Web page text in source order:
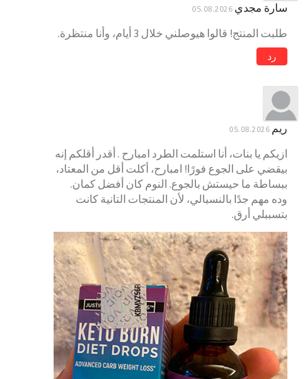
سارة مجدي 05.08.2026
طلبت المنتج! قالوا هيوصلني خلال 3 أيام، وأنا منتظرة.
رد
ريم 05.08.2026
ازيكم يا بنات، أنا استلمت الطرد امبارح . أقدر أقلكم إنه
بيقضي على الجوع فورًا! امبارح، أكلت أقل من المعتاد،
ببساطة ما حيستش بالجوع. النوم كان أفضل كمان.
وده مهم جدًا بالنسبالي، لأن المنتجات التانية كانت
بتسببلي أرق.